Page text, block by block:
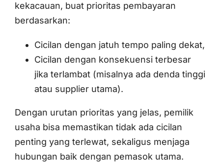
kekacauan, buat prioritas pembayaran
berdasarkan:
Cicilan dengan jatuh tempo paling dekat,
Cicilan dengan konsekuensi terbesar
jika terlambat (misalnya ada denda tinggi
atau supplier utama).
Dengan urutan prioritas yang jelas, pemilik
usaha bisa memastikan tidak ada cicilan
penting yang terlewat, sekaligus menjaga
hubungan baik dengan pemasok utama.